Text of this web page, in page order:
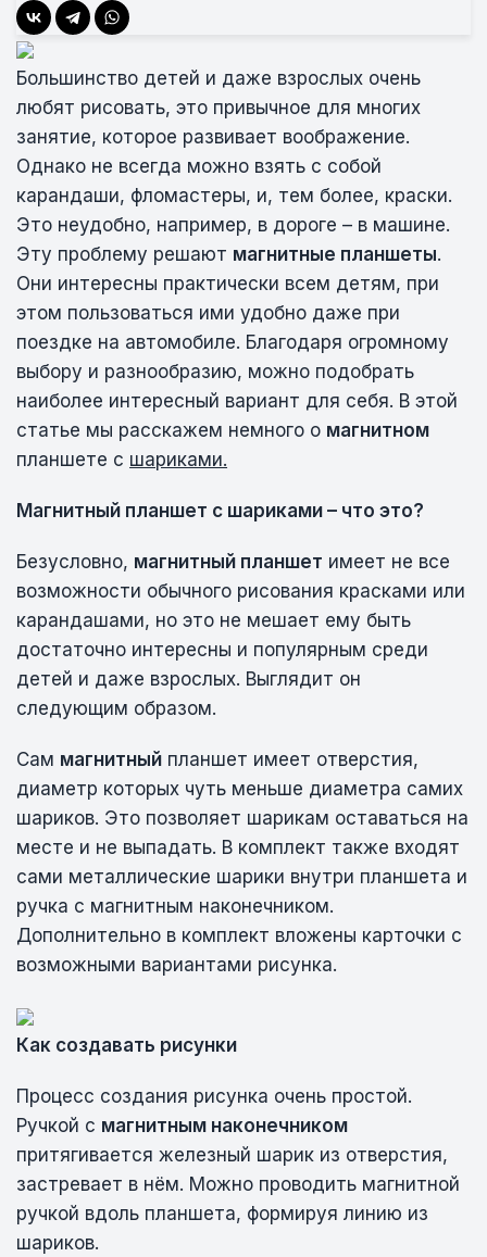
Большинство детей и даже взрослых очень
любят рисовать, это привычное для многих
занятие, которое развивает воображение.
Однако не всегда можно взять с собой
карандаши, фломастеры, и, тем более, краски.
Это неудобно, например, в дороге – в машине.
Эту проблему решают магнитные планшеты.
Они интересны практически всем детям, при
этом пользоваться ими удобно даже при
поездке на автомобиле. Благодаря огромному
выбору и разнообразию, можно подобрать
наиболее интересный вариант для себя. В этой
статье мы расскажем немного о магнитном
планшете с шариками.
Магнитный планшет с шариками – что это?
Безусловно, магнитный планшет имеет не все
возможности обычного рисования красками или
карандашами, но это не мешает ему быть
достаточно интересны и популярным среди
детей и даже взрослых. Выглядит он
следующим образом.
Сам магнитный планшет имеет отверстия,
диаметр которых чуть меньше диаметра самих
шариков. Это позволяет шарикам оставаться на
месте и не выпадать. В комплект также входят
сами металлические шарики внутри планшета и
ручка с магнитным наконечником.
Дополнительно в комплект вложены карточки с
возможными вариантами рисунка.
Как создавать рисунки
Процесс создания рисунка очень простой.
Ручкой с магнитным наконечником
притягивается железный шарик из отверстия,
застревает в нём. Можно проводить магнитной
ручкой вдоль планшета, формируя линию из
шариков.